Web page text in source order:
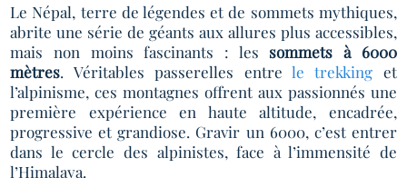
Le Népal, terre de légendes et de sommets mythiques,
abrite une série de géants aux allures plus accessibles,
mais non moins fascinants : les sommets à 6000
mètres. Véritables passerelles entre le trekking et
l’alpinisme, ces montagnes offrent aux passionnés une
première expérience en haute altitude, encadrée,
progressive et grandiose. Gravir un 6000, c’est entrer
dans le cercle des alpinistes, face à l’immensité de
l’Himalaya.